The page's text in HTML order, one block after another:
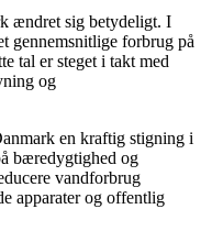
ændret sig betydeligt. I
gennemsnitlige forbrug på
tal er steget i takt med
og
en kraftig stigning i
bæredygtighed og
vandforbrug
apparater og offentlig